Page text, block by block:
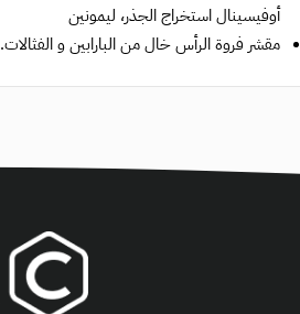
أوفيسينال استخراج الجذر، ليمونين
مقشر فروة الرأس خال من البارابين و الفثالات.